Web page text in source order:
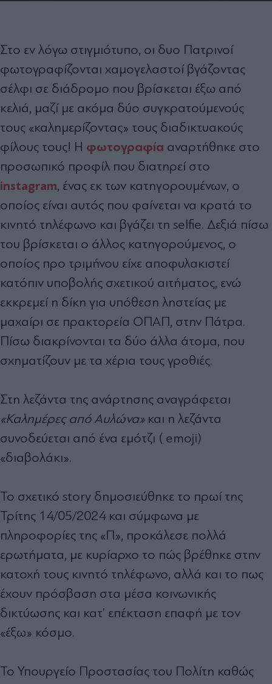
Στο εν λόγω στιγμιότυπο, οι δυο Πατρινοί
φωτογραφίζονται χαμογελαστοί βγάζοντας
σέλφι σε διάδρομο που βρίσκεται έξω από
κελιά, μαζί με ακόμα δύο συγκρατούμενούς
τους «καλημερίζοντας» τους διαδικτυακούς
φίλους τους! H φωτογραφία αναρτήθηκε στο
προσωπικό προφίλ που διατηρεί στο
instagram, ένας εκ των κατηγορουμένων, ο
οποίος είναι αυτός που φαίνεται να κρατά το
κινητό τηλέφωνο και βγάζει τη selfie. Δεξιά πίσω
του βρίσκεται ο άλλος κατηγορούμενος, ο
οποίος προ τριμήνου είχε αποφυλακιστεί
κατόπιν υποβολής σχετικού αιτήματος, ενώ
εκκρεμεί η δίκη για υπόθεση ληστείας με
μαχαίρι σε πρακτορεία ΟΠΑΠ, στην Πάτρα.
Πίσω διακρίνονται τα δύο άλλα άτομα, που
σχηματίζουν με τα χέρια τους γροθιές.
Στη λεζάντα της ανάρτησης αναγράφεται
«Καλημέρες από Αυλώνα»και η λεζάντα
συνοδεύεται από ένα εμότζι ( emoji)
«διαβολάκι».
Το σχετικό story δημοσιεύθηκε το πρωί της
Τρίτης 14/05/2024 και σύμφωνα με
πληροφορίες της «Π», προκάλεσε πολλά
ερωτήματα, με κυρίαρχο το πώς βρέθηκε στην
κατοχή τους κινητό τηλέφωνο, αλλά και το πως
έχουν πρόσβαση στα μέσα κοινωνικής
δικτύωσης και κατ’ επέκταση επαφή με τον
«έξω» κόσμο.
Το Υπουργείο Προστασίας του Πολίτη καθώς